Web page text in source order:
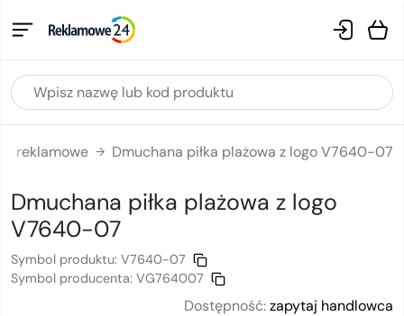
reklamowe → Dmuchana piłka plażowa z logo V7640-07
Dmuchana piłka plażowa z logo
V7640-07
Symbol produktu: V7640-07
Symbol producenta: VG764007
Dostępność:zapytaj handlowca